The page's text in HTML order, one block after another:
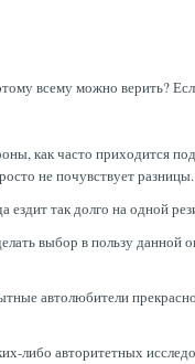
всему можно верить?
как часто приходится
не почувствует разницы.
ездит так долго на одной
выбор в пользу
автолюбители
либо авторитетных